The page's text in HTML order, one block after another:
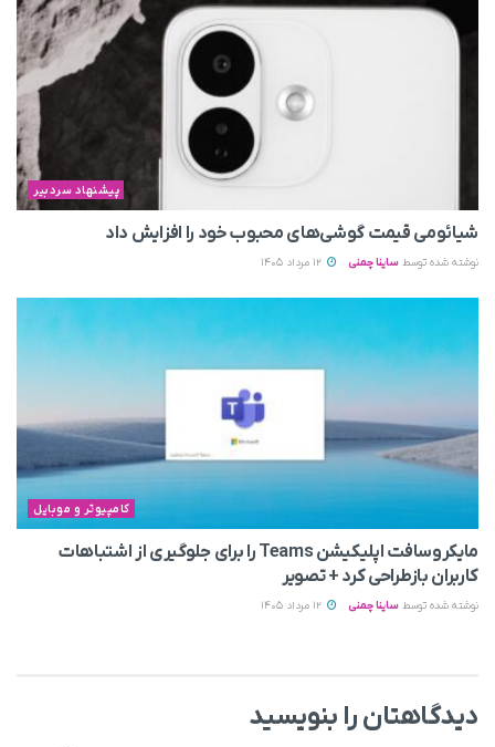
پیشنهاد سردبیر
شیائومی قیمت گوشی‌های محبوب خود را افزایش داد
نوشته شده توسط ساینا چمنی
کامپیوتر و موبایل
مایکروسافت اپلیکیشن Teams را برای جلوگیری از اشتباهات
کاربران بازطراحی کرد + تصویر
نوشته شده توسط ساینا چمنی
دیدگاهتان را بنویسید